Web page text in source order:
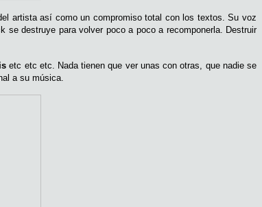
artista así como un compromiso total con los textos. Su voz
destruye para volver poco a poco a recomponerla. Destruir
etc etc etc. Nada tienen que ver unas con otras, que nadie se
a su música.